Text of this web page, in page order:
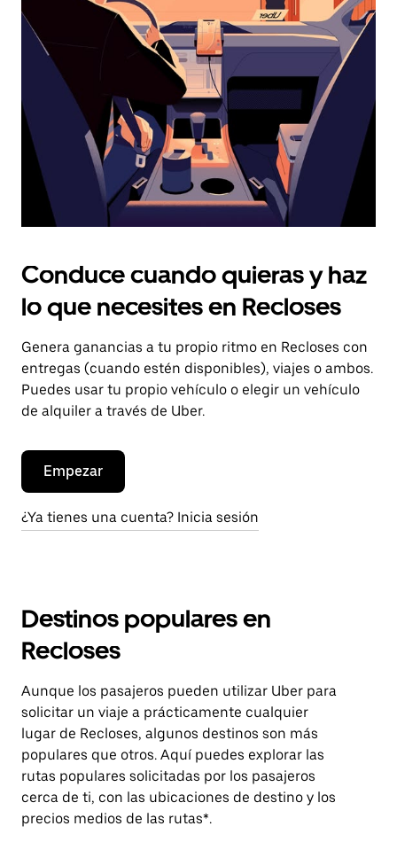
el
botón
escape
el
calendario.
Conduce cuando quieras y haz
lo que necesites en Recloses
Genera ganancias a tu propio ritmo en Recloses con
entregas (cuando estén disponibles), viajes o ambos.
Puedes usar tu propio vehículo o elegir un vehículo
de alquiler a través de Uber.
Empezar
¿Ya tienes una cuenta? Inicia sesión
Destinos populares en
Recloses
Aunque los pasajeros pueden utilizar Uber para
solicitar un viaje a prácticamente cualquier
lugar de Recloses, algunos destinos son más
populares que otros. Aquí puedes explorar las
rutas populares solicitadas por los pasajeros
cerca de ti, con las ubicaciones de destino y los
precios medios de las rutas*.